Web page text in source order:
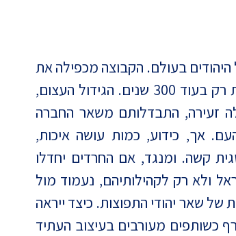
כרבע מכלל היהודים בעולם. הקבוצה מכפילה את
עצמה מידי 20 שנים, בעוד ששאר היהודים יוכפלו כמותית רק בעוד 300 שנים. הגידול העצום,
זעירה, התבדלותם משאר החברה
אך, כידוע, כמות עושה איכות,
קשה. ומנגד, אם החרדים יחדלו
ולא רק לקהילותיהם, נעמוד מול
שאר יהודי התפוצות. כיצד ייראה
כשותפים מעורבים בעיצוב העתיד